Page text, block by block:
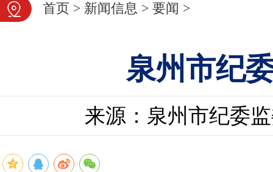
首页 > 新闻信息 > 要闻 >
泉州市纪
来源：泉州市纪委